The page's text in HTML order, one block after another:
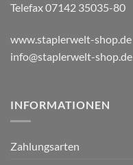
Telefax 07142 35035-80
www.staplerwelt-shop.de
info@staplerwelt-shop.de
INFORMATIONEN
Zahlungsarten